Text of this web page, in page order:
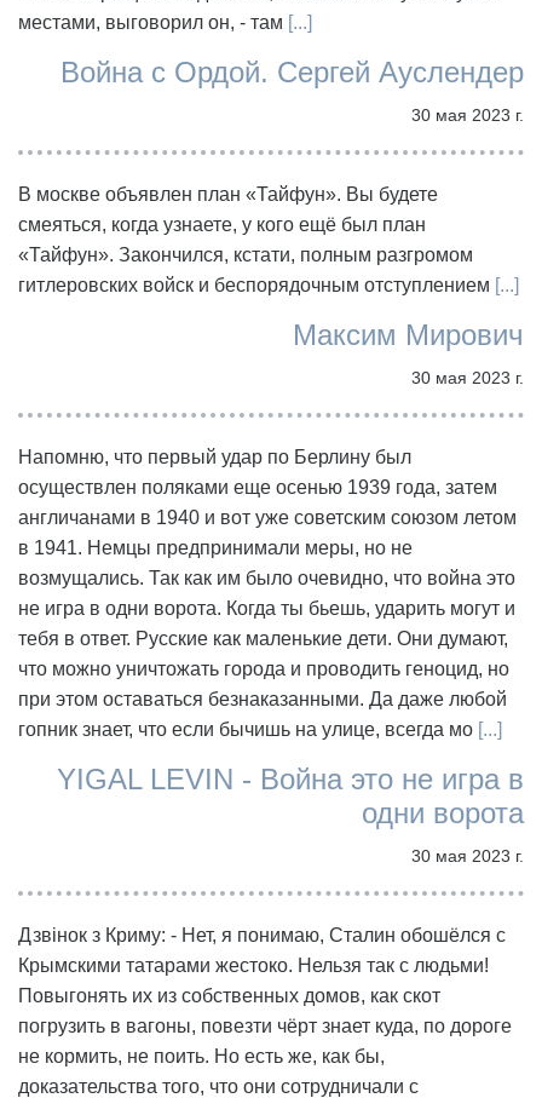
местами, выговорил он, - там [...]
Война с Ордой. Сергей Ауслендер
30 мая 2023 г.
В москве объявлен план «Тайфун». Вы будете
смеяться, когда узнаете, у кого ещё был план
«Тайфун». Закончился, кстати, полным разгромом
гитлеровских войск и беспорядочным отступлением [...]
Максим Мирович
30 мая 2023 г.
Напомню, что первый удар по Берлину был
осуществлен поляками еще осенью 1939 года, затем
англичанами в 1940 и вот уже советским союзом летом
в 1941. Немцы предпринимали меры, но не
возмущались. Так как им было очевидно, что война это
не игра в одни ворота. Когда ты бьешь, ударить могут и
тебя в ответ. Русские как маленькие дети. Они думают,
что можно уничтожать города и проводить геноцид, но
при этом оставаться безнаказанными. Да даже любой
гопник знает, что если бычишь на улице, всегда мо [...]
YIGAL LEVIN - Война это не игра в
одни ворота
30 мая 2023 г.
Дзвінок з Криму: - Нет, я понимаю, Сталин обошёлся с
Крымскими татарами жестоко. Нельзя так с людьми!
Повыгонять их из собственных домов, как скот
погрузить в вагоны, повезти чёрт знает куда, по дороге
не кормить, не поить. Но есть же, как бы,
доказательства того, что они сотрудничали с